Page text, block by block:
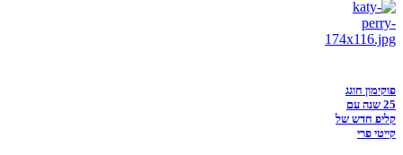
פוקימון חוגג
25 שנה עם
קליפ חדש של
קייטי פרי